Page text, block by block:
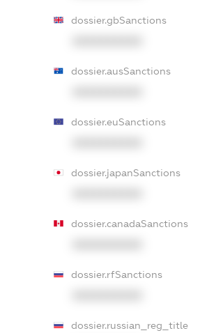
dossier.gbSanctions
dossier.ausSanctions
dossier.euSanctions
dossier.japanSanctions
dossier.canadaSanctions
dossier.rfSanctions
dossier.russian_reg_title